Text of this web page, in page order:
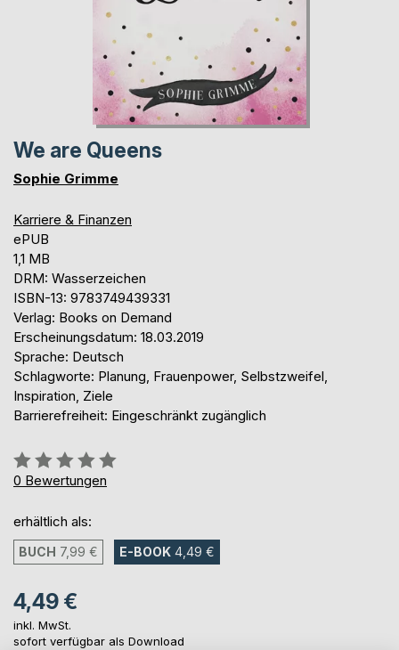
We are Queens
Sophie Grimme
Karriere & Finanzen
ePUB
1,1 MB
DRM: Wasserzeichen
ISBN-13: 9783749439331
Verlag: Books on Demand
Erscheinungsdatum: 18.03.2019
Sprache: Deutsch
Schlagworte: Planung, Frauenpower, Selbstzweifel,
Inspiration, Ziele
Barrierefreiheit: Eingeschränkt zugänglich
Bewertung::
0%
0 Bewertungen
erhältlich als:
BUCH 7,99 € E-BOOK 4,49 €
4,49 €
inkl. MwSt.
sofort verfügbar als Download